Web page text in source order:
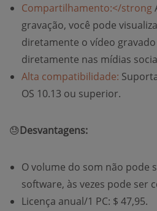
Compartilhamento:</strong
gravação, você pode
diretamente o vídeo
diretamente nas mídias
Alta compatibilidade:
OS 10.13 ou superior.
😓Desvantagens:
O volume do som não pode
software, às vezes pode ser
Licença anual/1 PC: $ 47,95.